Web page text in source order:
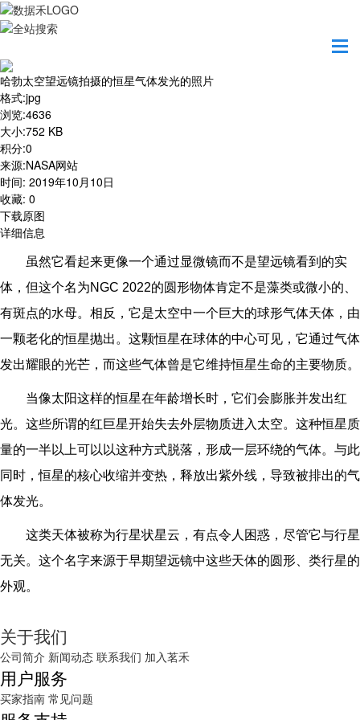
哈勃太空望远镜拍摄的恒星气体发光的照片
格式:jpg
浏览:4636
大小:752 KB
积分:0
来源:NASA网站
时间: 2019年10月10日
收藏: 0
下载原图
详细信息
虽然它看起来更像一个通过显微镜而不是望远镜看到的实
体，但这个名为NGC 2022的圆形物体肯定不是藻类或微小的、
有斑点的水母。相反，它是太空中一个巨大的球形气体天体，由
一颗老化的恒星抛出。这颗恒星在球体的中心可见，它通过气体
发出耀眼的光芒，而这些气体曾是它维持恒星生命的主要物质。
当像太阳这样的恒星在年龄增长时，它们会膨胀并发出红
光。这些所谓的红巨星开始失去外层物质进入太空。这种恒星质
量的一半以上可以以这种方式脱落，形成一层环绕的气体。与此
同时，恒星的核心收缩并变热，释放出紫外线，导致被排出的气
体发光。
这类天体被称为行星状星云，有点令人困惑，尽管它与行星
无关。这个名字来源于早期望远镜中这些天体的圆形、类行星的
外观。
关于我们
公司简介 新闻动态 联系我们 加入茗禾
用户服务
买家指南 常见问题